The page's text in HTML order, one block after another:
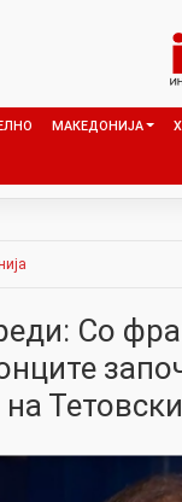
МАКЕДОНИЈА
Со